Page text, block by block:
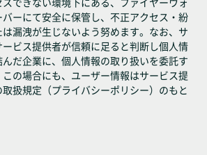
ーにて安全に保管し、不正アクセス・紛
漏洩が生じないよう努めます。なお、サ
ビス提供者が信頼に足ると判断し個人情
だ企業に、個人情報の取り扱いを委託す
の場合にも、ユーザー情報はサービス提
扱規定（プライバシーポリシー）のもと